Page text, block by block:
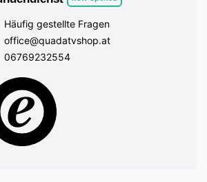
Häufig gestellte Fragen
office@quadatvshop.at
06769232554